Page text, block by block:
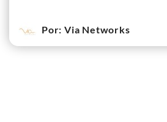
Por: Via Networks